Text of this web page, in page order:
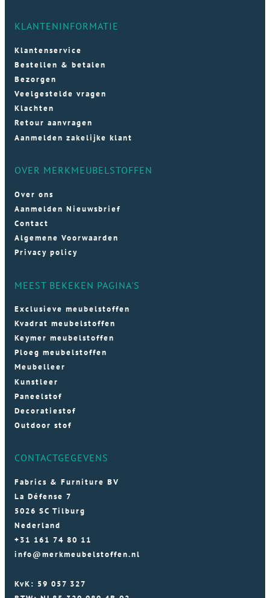
KLANTENINFORMATIE
Klantenservice
Bestellen & betalen
Bezorgen
Veelgestelde vragen
Klachten
Retour aanvragen
Aanmelden zakelijke klant
OVER MERKMEUBELSTOFFEN
Over ons
Aanmelden Nieuwsbrief
Contact
Algemene Voorwaarden
Privacy policy
MEEST BEKEKEN PAGINA'S
Exclusieve meubelstoffen
Kvadrat meubelstoffen
Keymer meubelstoffen
Ploeg meubelstoffen
Meubelleer
Kunstleer
Paneelstof
Decoratiestof
Outdoor stof
CONTACTGEGEVENS
Fabrics & Furniture BV
La Défense 7
5026 SC Tilburg
Nederland
+31 161 74 80 11
info@merkmeubelstoffen.nl
KvK: 59 057 327